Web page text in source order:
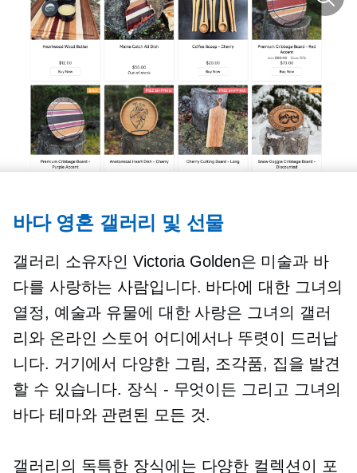
바다 영혼 갤러리 및 선물
갤러리 소유자인 Victoria Golden은 미술과 바
다를 사랑하는 사람입니다. 바다에 대한 그녀의
열정, 예술과 유물에 대한 사랑은 그녀의 갤러
리와 온라인 스토어 어디에서나 뚜렷이 드러납
니다. 거기에서 다양한 그림, 조각품, 집을 발견
할 수 있습니다. 장식 - 무엇이든 그리고 그녀의
바다 테마와 관련된 모든 것.
갤러리의 독특한 장식에는 다양한 컬렉션이 포